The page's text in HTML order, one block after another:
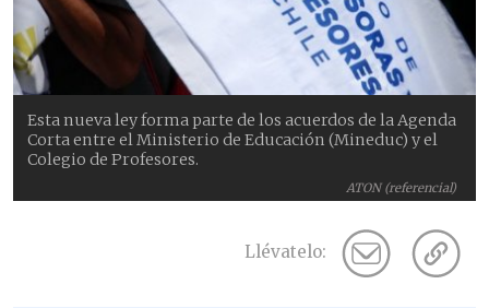
ATON (referencial)
Esta nueva ley forma parte de los acuerdos de la Agenda
Corta entre el Ministerio de Educación (Mineduc) y el
Colegio de Profesores.
Llévatelo: